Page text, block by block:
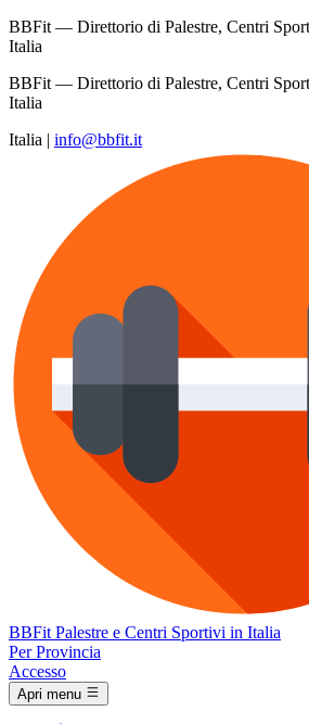
BBFit — Direttorio di Palestre, Centri
Italia
BBFit — Direttorio di Palestre, Centri
Italia
Italia | info@bbfit.it
BBFit Palestre e Centri Sportivi in Italia
Per Provincia
Accesso
Apri menu